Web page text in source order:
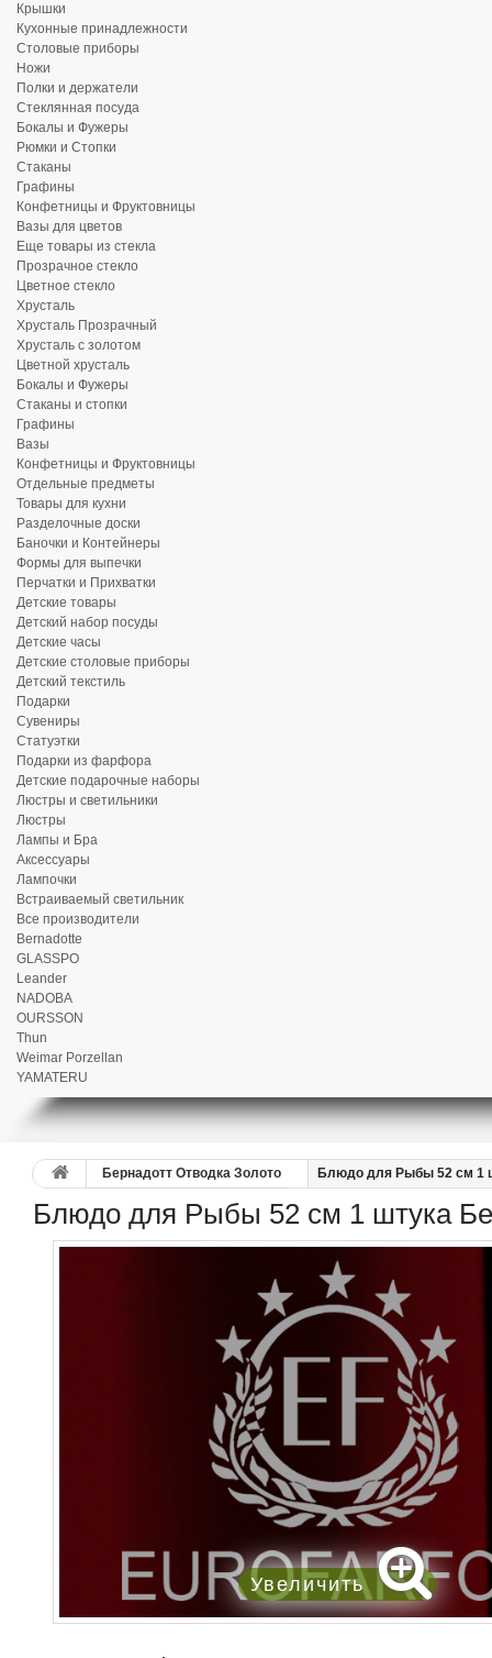
Крышки
Кухонные принадлежности
Столовые приборы
Ножи
Полки и держатели
Стеклянная посуда
Бокалы и Фужеры
Рюмки и Стопки
Стаканы
Графины
Конфетницы и Фруктовницы
Вазы для цветов
Еще товары из стекла
Прозрачное стекло
Цветное стекло
Хрусталь
Хрусталь Прозрачный
Хрусталь с золотом
Цветной хрусталь
Бокалы и Фужеры
Стаканы и стопки
Графины
Вазы
Конфетницы и Фруктовницы
Отдельные предметы
Товары для кухни
Разделочные доски
Баночки и Контейнеры
Формы для выпечки
Перчатки и Прихватки
Детские товары
Детский набор посуды
Детские часы
Детские столовые приборы
Детский текстиль
Подарки
Сувениры
Статуэтки
Подарки из фарфора
Детские подарочные наборы
Люстры и светильники
Люстры
Лампы и Бра
Аксессуары
Лампочки
Встраиваемый светильник
Все производители
Bernadotte
GLASSPO
Leander
NADOBA
OURSSON
Thun
Weimar Porzellan
YAMATERU
Бернадотт Отводка Золото Блюдо для Рыбы 52 см 1
Блюдо для Рыбы 52 см 1 штука
Увеличить